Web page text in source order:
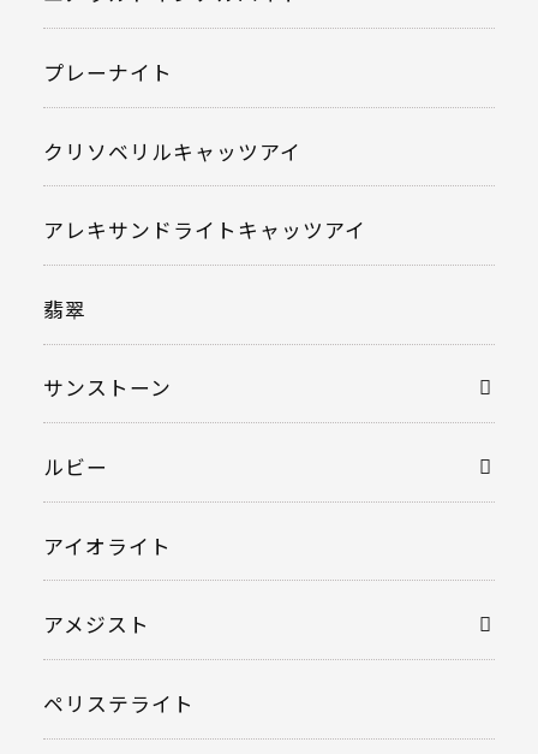
プレーナイト
クリソベリルキャッツアイ
アレキサンドライトキャッツアイ
翡翠
サンストーン
ルビー
アイオライト
アメジスト
ペリステライト